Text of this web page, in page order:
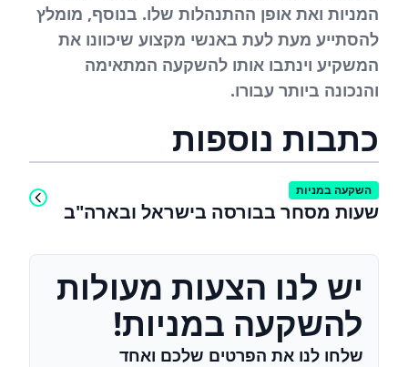
המניות ואת אופן ההתנהלות שלו. בנוסף, מומלץ
להסתייע מעת לעת באנשי מקצוע שיכוונו את
המשקיע וינתבו אותו להשקעה המתאימה
והנכונה ביותר עבורו.
כתבות נוספות
השקעה במניות
שעות מסחר בבורסה בישראל ובארה"ב
יש לנו הצעות מעולות
להשקעה במניות!
שלחו לנו את הפרטים שלכם ואחד